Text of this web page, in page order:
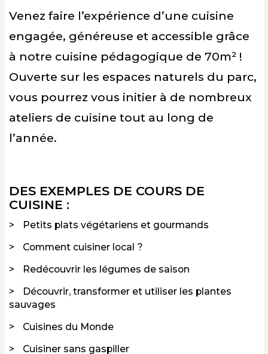
Venez faire l’expérience d’une cuisine
engagée, généreuse et accessible grâce
à notre cuisine pédagogique de 70m² !
Ouverte sur les espaces naturels du parc,
vous pourrez vous initier à de nombreux
ateliers de cuisine tout au long de
l’année.
DES EXEMPLES DE COURS DE
CUISINE :
Petits plats végétariens et gourmands
Comment cuisiner local ?
Redécouvrir les légumes de saison
Découvrir, transformer et utiliser les plantes
sauvages
Cuisines du Monde
Cuisiner sans gaspiller